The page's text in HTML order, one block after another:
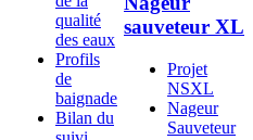
qualité
des eaux
Profils
de
baignade
Bilan du
sauveteur XL
Projet
NSXL
Nageur
Sauveteur